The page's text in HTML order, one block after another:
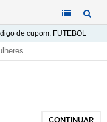
de cupom: FUTEBOL